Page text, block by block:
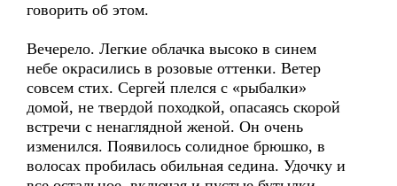
говорить об этом.
Вечерело. Легкие облачка высоко в синем
небе окрасились в розовые оттенки. Ветер
совсем стих. Сергей плелся с «рыбалки»
домой, не твердой походкой, опасаясь скорой
встречи с ненаглядной женой. Он очень
изменился. Появилось солидное брюшко, в
волосах пробилась обильная седина. Удочку и